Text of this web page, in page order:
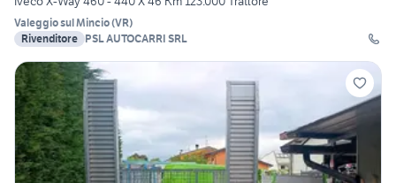
Valeggio sul Mincio(VR)
Rivenditore PSL AUTOCARRI SRL